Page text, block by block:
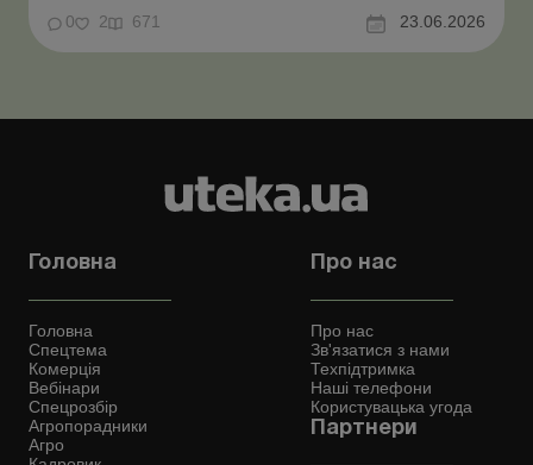
нормативне обґрунтування. Проблемні витрати:
податкові ризики та судова практика Здавалось би, у
цьому питанні неоднозначності бути не може. Однак,
0 2 671 23.06.2026
Головна
Головна
Спецтема
Комерція
Вебінари
Спецрозбір
Агропорадники
Агро
Про нас
Про нас
Зв'язатися з нами
Техпідтримка
Наші телефони
Користувацька угода
Партнери